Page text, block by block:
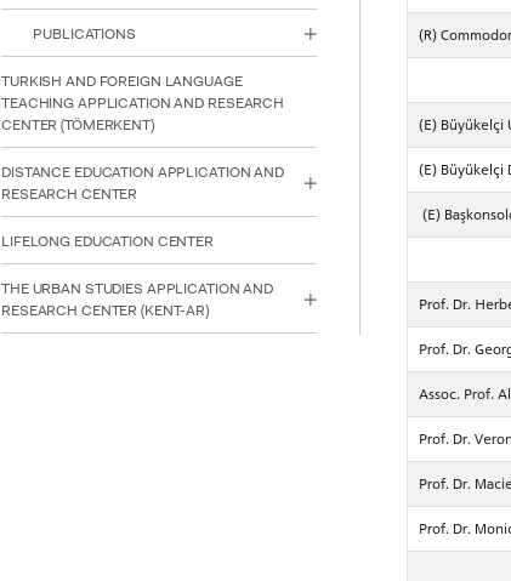
PUBLICATIONS
TURKISH AND FOREIGN LANGUAGE
TEACHING APPLICATION AND RESEARCH
CENTER (TÖMERKENT)
DISTANCE EDUCATION APPLICATION AND
RESEARCH CENTER
LIFELONG EDUCATION CENTER
THE URBAN STUDIES APPLICATION AND
RESEARCH CENTER (KENT-AR)
(R)
(E) Büyükelçi
(E) Büyükelçi
(E)
Prof. Dr.
Prof. Dr.
Assoc. Prof.
Prof. Dr.
Prof. Dr.
Prof. Dr.